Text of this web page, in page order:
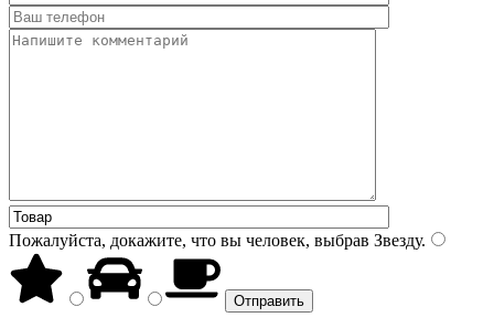
Пожалуйста, докажите, что вы человек, выбрав Звезду.